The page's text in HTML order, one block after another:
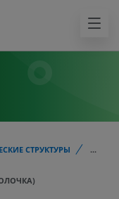
СТРУКТУРЫ
...